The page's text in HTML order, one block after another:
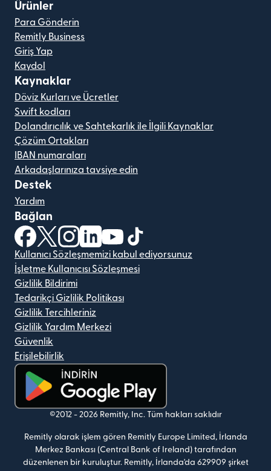
Ürünler
Para Gönderin
Remitly Business
Giriş Yap
Kaydol
Kaynaklar
Döviz Kurları ve Ücretler
Swift kodları
Dolandırıcılık ve Sahtekarlık ile İlgili Kaynaklar
Çözüm Ortakları
IBAN numaraları
Arkadaşlarınıza tavsiye edin
Destek
Yardım
Bağlan
(yeni pencerede açılır)
(yeni pencerede açılır)
(yeni pencerede açılır)
(yeni pencerede açılır)
(yeni pencerede açılır)
Kullanıcı Sözleşmemizi kabul ediyorsunuz
İşletme Kullanıcısı Sözleşmesi
Gizlilik Bildirimi
Tedarikçi Gizlilik Politikası
Gizlilik Tercihleriniz
Gizlilik Yardım Merkezi
Güvenlik
Erişilebilirlik
(yeni pencerede açılır)
©2012 - 2026 Remitly, Inc. Tüm hakları saklıdır
Remitly olarak işlem gören Remitly Europe Limited, İrlanda
Merkez Bankası (Central Bank of Ireland) tarafından
düzenlenen bir kuruluştur. Remitly, İrlanda'da 629909 şirket